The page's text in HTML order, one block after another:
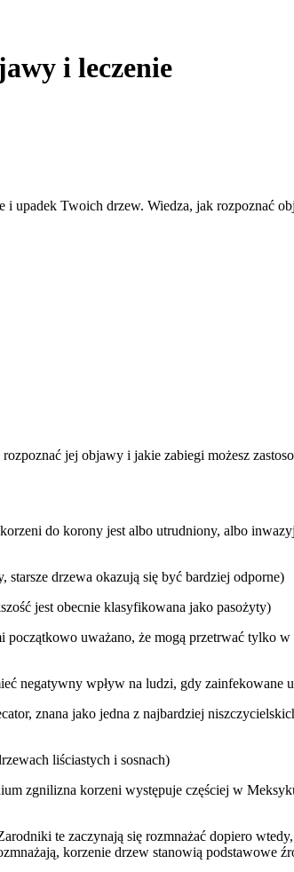
i leczenie
i upadek Twoich drzew. Wiedza, jak rozpoznać
jej objawy i jakie zabiegi możesz
do korony jest albo utrudniony, albo
starsze drzewa okazują się być bardziej odporne)
jest obecnie klasyfikowana jako pasożyty)
początkowo uważano, że mogą przetrwać tylko
negatywny wpływ na ludzi, gdy zainfekowane
znana jako jedna z najbardziej
liściastych i sosnach)
zgnilizna korzeni występuje częściej w
te zaczynają się rozmnażać dopiero
korzenie drzew stanowią podstawowe